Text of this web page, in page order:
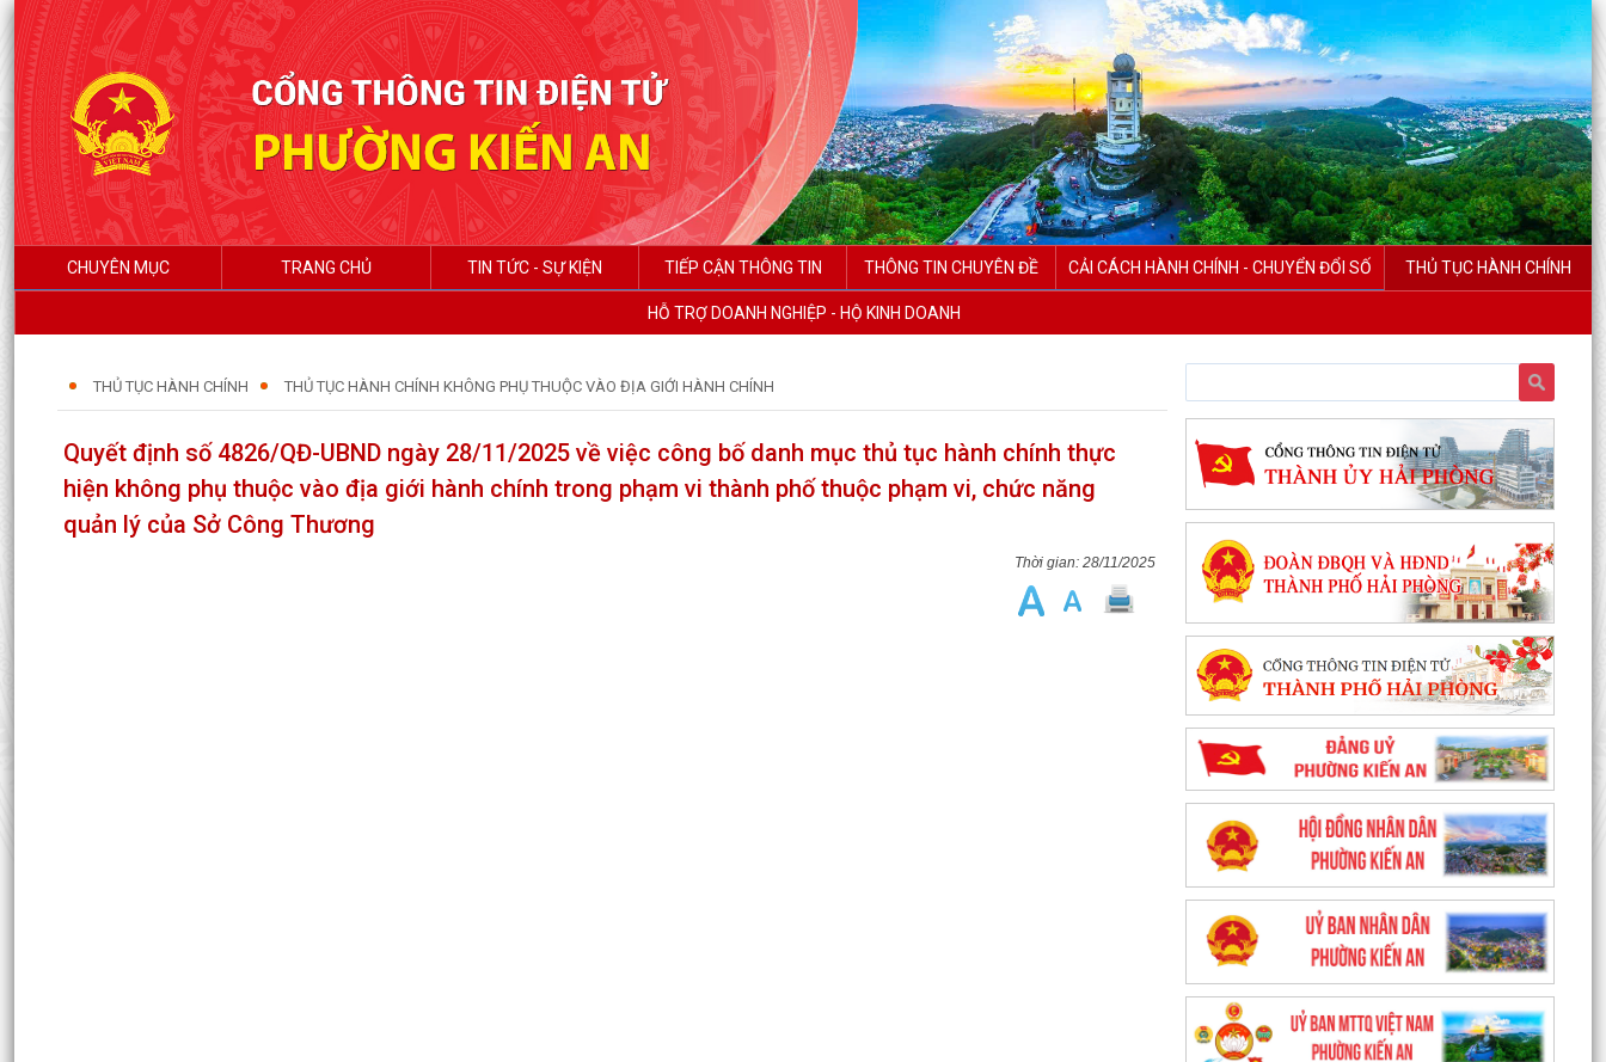
CHUYÊN MỤC TRANG CHỦ TIN TỨC - SỰ KIỆN TIẾP CẬN THÔNG TIN THÔNG TIN CHUYÊN ĐỀ CẢI CÁCH HÀNH CHÍNH - CHUYỂN ĐỔI SỐ THỦ TỤC HÀNH CHÍNH
HỖ TRỢ DOANH NGHIỆP - HỘ KINH DOANH
THỦ TỤC HÀNH CHÍNH THỦ TỤC HÀNH CHÍNH KHÔNG PHỤ THUỘC VÀO ĐỊA GIỚI HÀNH CHÍNH
Quyết định số 4826/QĐ-UBND ngày 28/11/2025 về việc công bố danh mục thủ tục hành chính thực
hiện không phụ thuộc vào địa giới hành chính trong phạm vi thành phố thuộc phạm vi, chức năng
quản lý của Sở Công Thương
28/11/2025